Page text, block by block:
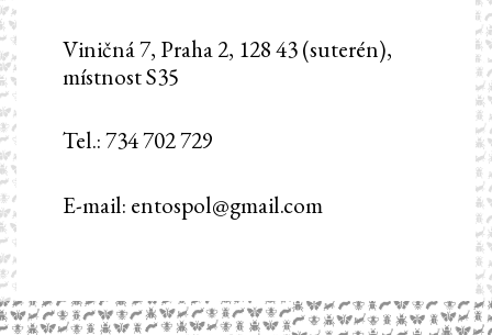
Viničná 7, Praha 2, 128 43 (suterén),
místnost S35
Tel.: 734 702 729
E-mail: entospol@gmail.com